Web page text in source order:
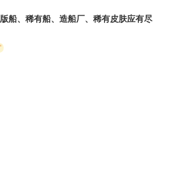
船、稀有船、造船厂、稀有皮肤应有尽